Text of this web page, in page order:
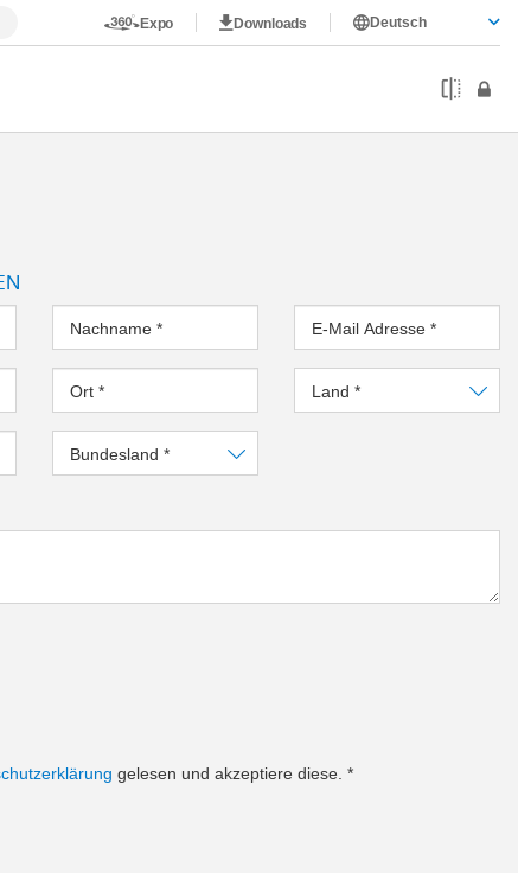
Expo Downloads Deutsch
Nachname * E-Mail Adresse *
Ort * Land *
Bundesland *
gelesen und akzeptiere diese.*